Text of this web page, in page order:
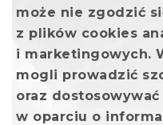
może nie zgodzić
z plików cookies
i marketingowych.
mogli prowadzić
oraz
w oparciu o